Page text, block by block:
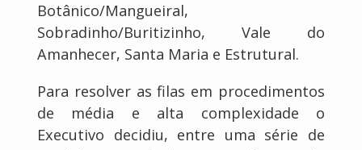
Botânico/Mangueiral,
Sobradinho/Buritizinho, Vale do
Amanhecer, Santa Maria e Estrutural.
Para resolver as filas em procedimentos
de média e alta complexidade o
Executivo decidiu, entre uma série de